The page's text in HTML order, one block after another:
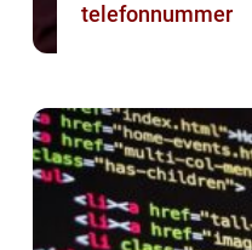
telefonnummer